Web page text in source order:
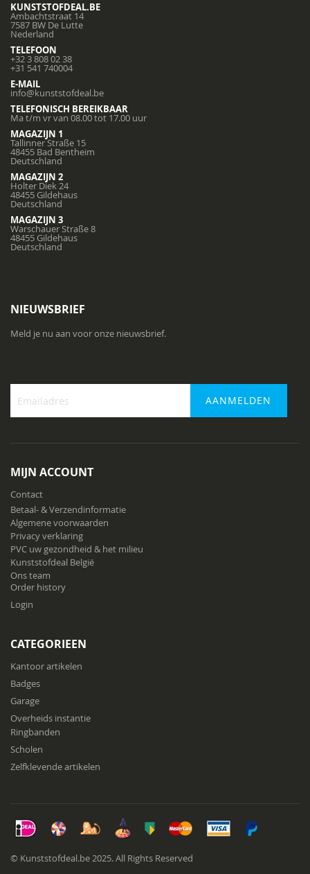
KUNSTSTOFDEAL.BE
Ambachtstraat 14
7587 BW De Lutte
Nederland
TELEFOON
+32 3 808 02 38
+31 541 740004
E-MAIL
info@kunststofdeal.be
TELEFONISCH BEREIKBAAR
Ma t/m vr van 08.00 tot 17.00 uur
MAGAZIJN 1
Tallinner Straße 15
48455 Bad Bentheim
Deutschland
MAGAZIJN 2
Holter Diek 24
48455 Gildehaus
Deutschland
MAGAZIJN 3
Warschauer Straße 8
48455 Gildehaus
Deutschland
NIEUWSBRIEF
Meld je nu aan voor onze nieuwsbrief.
nieuwsbrief
AANMELDEN
MIJN ACCOUNT
Contact
Betaal- & Verzendinformatie
Algemene voorwaarden
Privacy verklaring
PVC uw gezondheid & het milieu
Kunststofdeal België
Ons team
Order history
Login
CATEGORIEEN
Kantoor artikelen
Badges
Garage
Overheids instantie
Ringbanden
Scholen
Zelfklevende artikelen
© Kunststofdeal.be 2025. All Rights Reserved